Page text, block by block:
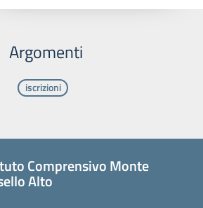
Argomenti
iscrizioni
Comprensivo Monte
Alto